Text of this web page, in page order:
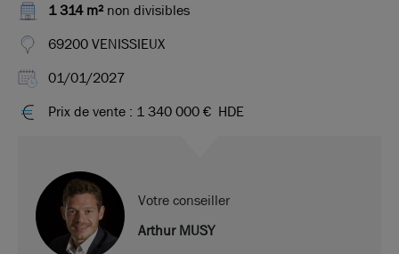
1 314 m² non divisibles
69200 VENISSIEUX
01/01/2027
Prix de vente : 1 340 000 € HDE
Votre conseiller
Arthur MUSY